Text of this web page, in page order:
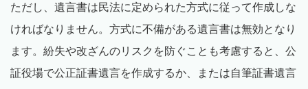
ただし、遺言書は民法に定められた方式に従って作成しな
ければなりません。方式に不備がある遺言書は無効となり
ます。紛失や改ざんのリスクを防ぐことも考慮すると、公
証役場で公正証書遺言を作成するか、または自筆証書遺言